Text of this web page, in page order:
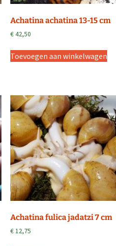
Achatina achatina 13-15 cm
€42,50
Toevoegen aan winkelwagen
Achatina fulica jadatzi 7 cm
€12,75